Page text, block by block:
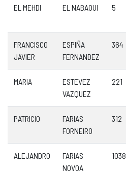
EL MEHDI EL NABAOUI 5
FRANCISCO
JAVIER
ESPIÑA
FERNANDEZ
364
MARIA
ESTEVEZ
VAZQUEZ
221
PATRICIO
FARIAS
FORNEIRO
312
ALEJANDRO
FARIAS
NOVOA
1038